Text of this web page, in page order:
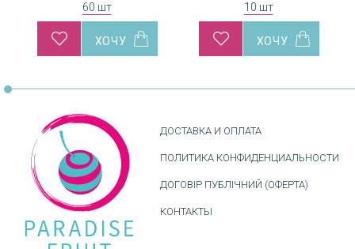
60 шт 10 шт
ДОСТАВКА И ОПЛАТА
ПОЛИТИКА КОНФИДЕНЦИАЛЬНОСТИ
ДОГОВІР ПУБЛІЧНИЙ (ОФЕРТА)
КОНТАКТЫ